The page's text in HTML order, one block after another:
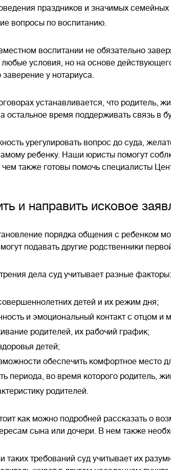
праздников и значимых семейных
вопросы по воспитанию.
воспитании не обязательно
любые условия, но на основе
заверение у нотариуса.
устанавливается, что родитель,
остальное время поддерживать связь в
урегулировать вопрос до суда,
ребенку. Наши юристы помогут
чем также готовы помочь специалисты
и направить исковое
порядка общения с ребенком
подавать другие родственники
дела суд учитывает разные факторы:
детей и их режим дня;
и эмоциональный контакт с отцом и
родителей, их рабочий график;
детей;
обеспечить комфортное место
периода, во время которого родитель,
родителей.
как можно подробней рассказать о
сына или дочери. В нем также
таких требований суд учитывает их